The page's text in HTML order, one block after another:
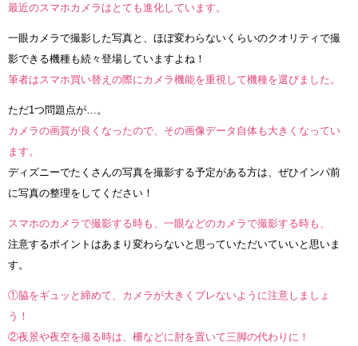
最近のスマホカメラはとても進化しています。
一眼カメラで撮影した写真と、ほぼ変わらないくらいのクオリティで撮
影できる機種も続々登場していますよね！
筆者はスマホ買い替えの際にカメラ機能を重視して機種を選びました。
ただ1つ問題点が…。
カメラの画質が良くなったので、その画像データ自体も大きくなってい
ます。
ディズニーでたくさんの写真を撮影する予定がある方は、ぜひインパ前
に写真の整理をしてください！
スマホのカメラで撮影する時も、一眼などのカメラで撮影する時も、
注意するポイントはあまり変わらないと思っていただいていいと思いま
す。
①脇をギュッと締めて、カメラが大きくブレないように注意しましょ
う！
②夜景や夜空を撮る時は、柵などに肘を置いて三脚の代わりに！